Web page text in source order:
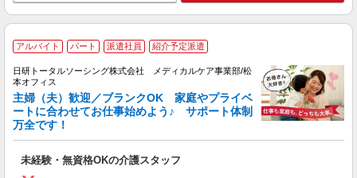
アルバイト パート 派遣社員 紹介予定派遣
日研トータルソーシング株式会社 メディカルケア事業部/松
本オフィス
主婦（夫）歓迎／ブランクOK 家庭やプライベ
ートに合わせてお仕事始めよう♪ サポート体制
万全です！
未経験・無資格OKの介護スタッフ